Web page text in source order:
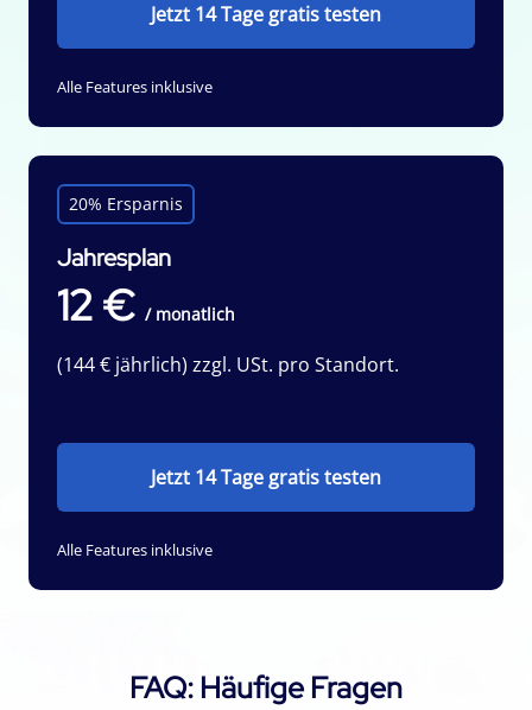
Jetzt 14 Tage gratis testen
Alle Features inklusive
20% Ersparnis
Jahresplan
12 € / monatlich
(144 € jährlich) zzgl. USt. pro Standort.
Jetzt 14 Tage gratis testen
Alle Features inklusive
FAQ: Häufige Fragen